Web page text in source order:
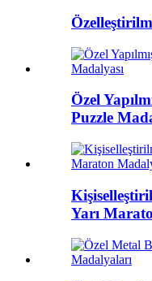
Özel
Puzzle
Yarı